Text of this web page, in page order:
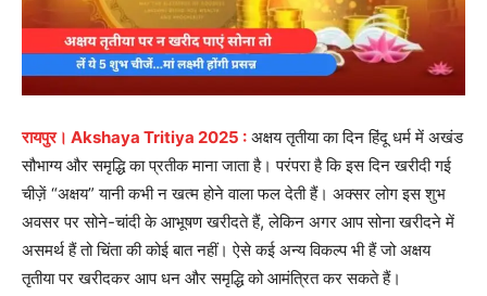
रायपुर। Akshaya Tritiya 2025 : अक्षय तृतीया का दिन हिंदू धर्म में अखंड
सौभाग्य और समृद्धि का प्रतीक माना जाता है। परंपरा है कि इस दिन खरीदी गई
चीज़ें “अक्षय” यानी कभी न खत्म होने वाला फल देती हैं। अक्सर लोग इस शुभ
अवसर पर सोने-चांदी के आभूषण खरीदते हैं, लेकिन अगर आप सोना खरीदने में
असमर्थ हैं तो चिंता की कोई बात नहीं। ऐसे कई अन्य विकल्प भी हैं जो अक्षय
तृतीया पर खरीदकर आप धन और समृद्धि को आमंत्रित कर सकते हैं।